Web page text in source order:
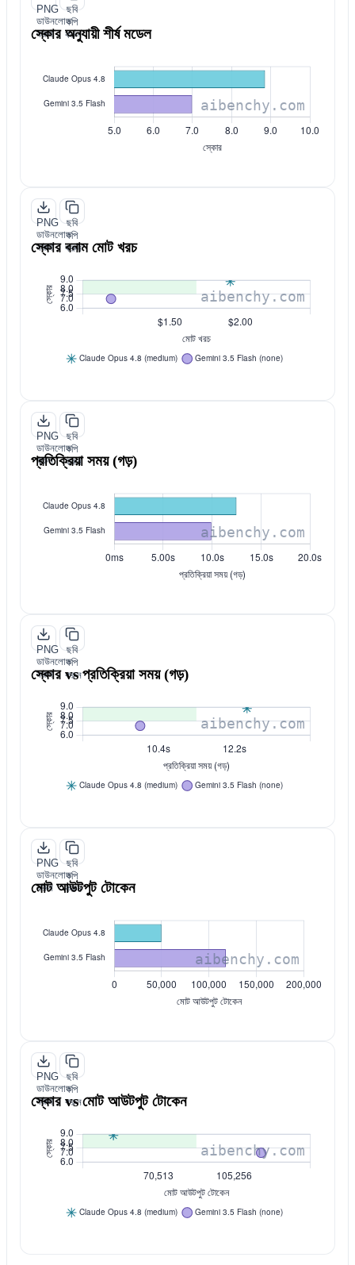
PNG
ডাউনলোড
করুন
ছবি
কপি
করুন
স্কোর অনুযায়ী শীর্ষ মডেল
PNG
ডাউনলোড
করুন
ছবি
কপি
করুন
স্কোর বনাম মোট খরচ
PNG
ডাউনলোড
করুন
ছবি
কপি
করুন
প্রতিক্রিয়া সময় (গড়)
PNG
ডাউনলোড
করুন
ছবি
কপি
করুন
স্কোর vs প্রতিক্রিয়া সময় (গড়)
PNG
ডাউনলোড
করুন
ছবি
কপি
করুন
মোট আউটপুট টোকেন
PNG
ডাউনলোড
করুন
ছবি
কপি
করুন
স্কোর vs মোট আউটপুট টোকেন